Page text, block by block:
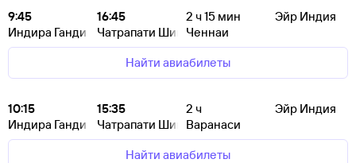
9:45
Индира Ганди
16:45
Чатрапати Шиваджи
2 ч 15 мин
Ченнаи
Эйр Индия
Найти авиабилеты
10:15
Индира Ганди
15:35
Чатрапати Шиваджи
2 ч
Варанаси
Эйр Индия
Найти авиабилеты